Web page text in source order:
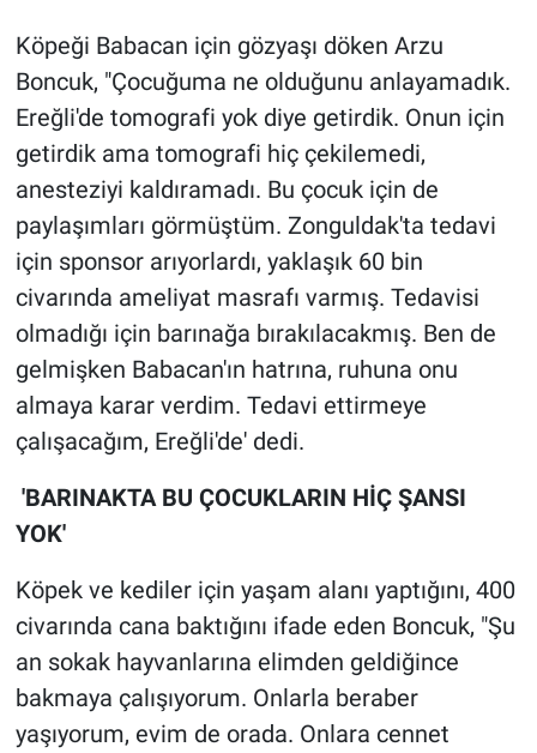
Köpeği Babacan için gözyaşı döken Arzu
Boncuk, "Çocuğuma ne olduğunu anlayamadık.
Ereğli'de tomografi yok diye getirdik. Onun için
getirdik ama tomografi hiç çekilemedi,
anesteziyi kaldıramadı. Bu çocuk için de
paylaşımları görmüştüm. Zonguldak'ta tedavi
için sponsor arıyorlardı, yaklaşık 60 bin
civarında ameliyat masrafı varmış. Tedavisi
olmadığı için barınağa bırakılacakmış. Ben de
gelmişken Babacan'ın hatrına, ruhuna onu
almaya karar verdim. Tedavi ettirmeye
çalışacağım, Ereğli'de' dedi.
'BARINAKTA BU ÇOCUKLARIN HİÇ ŞANSI
YOK'
Köpek ve kediler için yaşam alanı yaptığını, 400
civarında cana baktığını ifade eden Boncuk, "Şu
an sokak hayvanlarına elimden geldiğince
bakmaya çalışıyorum. Onlarla beraber
yaşıyorum, evim de orada. Onlara cennet